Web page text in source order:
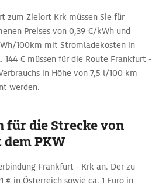
zum Zielort Krk müssen Sie für
Preises von 0,39 €/kWh und
100km mit Stromladekosten in
144 € müssen für die Route Frankfurt -
in Höhe von 7,5 l/100 km
werden.
für die Strecke von
PKW
Frankfurt - Krk an. Der zu
€ in Österreich sowie ca. 1 Euro in